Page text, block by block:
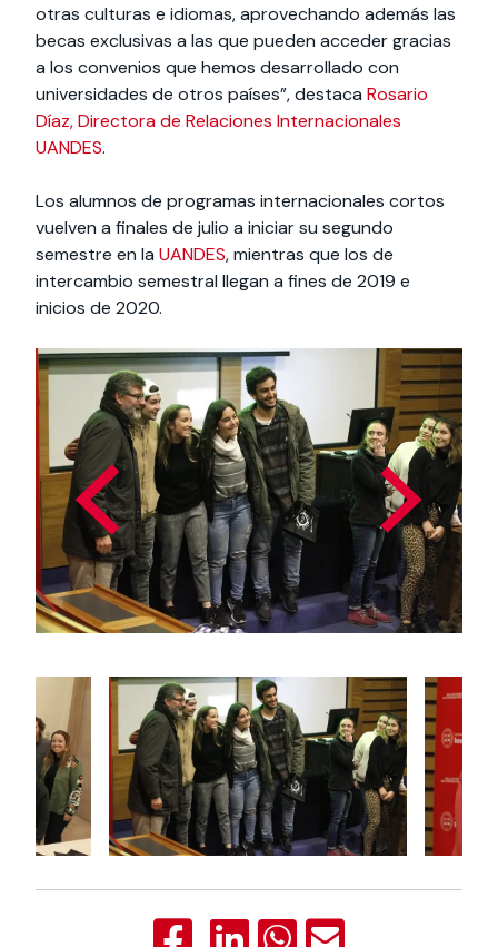
otras culturas e idiomas, aprovechando además las
becas exclusivas a las que pueden acceder gracias
a los convenios que hemos desarrollado con
universidades de otros países”, destaca Rosario
Díaz, Directora de Relaciones Internacionales
UANDES.
Los alumnos de programas internacionales cortos
vuelven a finales de julio a iniciar su segundo
semestre en la UANDES, mientras que los de
intercambio semestral llegan a fines de 2019 e
inicios de 2020.